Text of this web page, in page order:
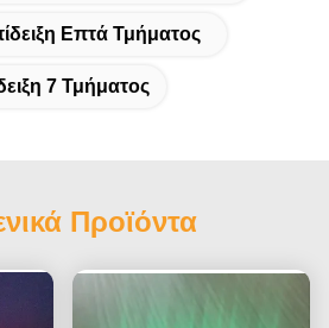
Επτά Τμήματος
7 Τμήματος
Προϊόντα